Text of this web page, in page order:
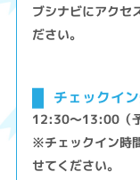
ブシナビにアクセ
ださい。
チェックイ
12:30～13:00（
※チェックイン時
せてください。